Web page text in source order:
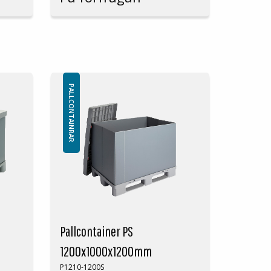
Lastvolym: 700 liter
Material väggar: PP 3000g/m2
Kan erhållas med eller utan lastlucka.
Minsta beställning: 10st
Väggar tillverkas även i andra höjder
efter kunds önskemål. Kan levereras i två
L-formade eller U-formade sektioner
istället för ett helt väggparti.
Utförande väggar Pallcontainer P:
1X U-formad
Pallcontainer PS
1200x1000x1200mm
P1210-1200S
PALLCONTAINRAR